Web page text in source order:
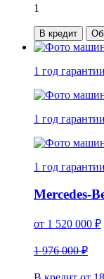
1
В кредит
1 год гарантии
1 год гарантии
1 год гарантии
Mercedes-
от 1 520 000 ₽
1 976 000 ₽